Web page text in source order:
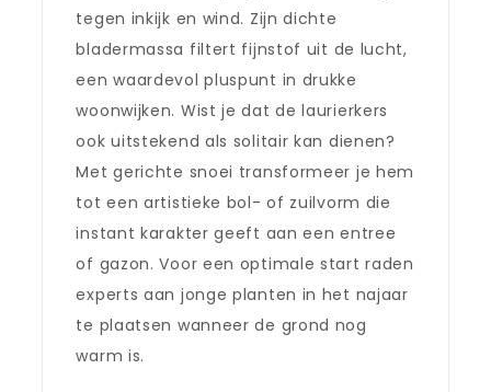
tegen inkijk en wind. Zijn dichte
bladermassa filtert fijnstof uit de lucht,
een waardevol pluspunt in drukke
woonwijken. Wist je dat de laurierkers
ook uitstekend als solitair kan dienen?
Met gerichte snoei transformeer je hem
tot een artistieke bol- of zuilvorm die
instant karakter geeft aan een entree
of gazon. Voor een optimale start raden
experts aan jonge planten in het najaar
te plaatsen wanneer de grond nog
warm is.